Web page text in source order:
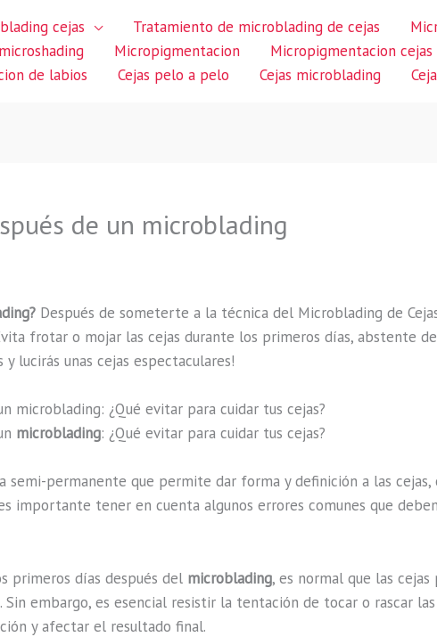
cejas Tratamiento de microblading de cejas
Micropigmentacion Micropigmentacion cejas
de labios
Cejas pelo a pelo Cejas microblading
de un microblading
Después de someterte a la técnica del Microblading de
frotar o mojar las cejas durante los primeros días, abstente
lucirás unas cejas espectaculares!
microblading: ¿Qué evitar para cuidar tus cejas?
microblading: ¿Qué evitar para cuidar tus cejas?
semi-permanente que permite dar forma y definición a las cejas,
importante tener en cuenta algunos errores comunes que
primeros días después del microblading, es normal que las
embargo, es esencial resistir la tentación de tocar o rascar
y afectar el resultado final.